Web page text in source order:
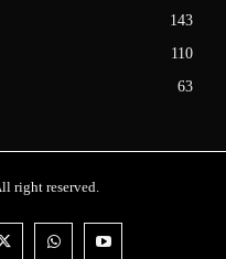
143
110
63
right reserved.